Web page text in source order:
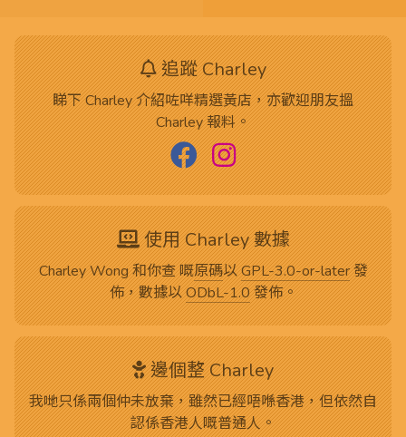
追蹤 Charley
睇下 Charley 介紹咗咩精選黃店，亦歡迎朋友搵
Charley 報料。
使用 Charley 數據
Charley Wong 和你查 嘅原碼以GPL-3.0-or-later發
佈，數據以ODbL-1.0發佈。
邊個整 Charley
我哋只係兩個仲未放棄，雖然已經唔喺香港，但依然自
認係香港人嘅普通人。